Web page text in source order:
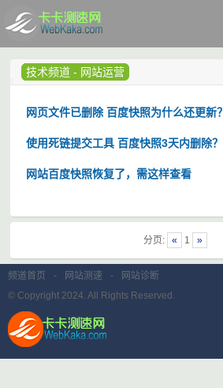
技术频道 - 网站运营
网页文件已删除 百度快照为什么还更新？
使用死链提交工具 百度快照3天内删除？
网站百度快照恢复了，需这样查看
分页: « 1 »
频道首页 - 网站测速 -
网站诊断
© Copyright 2024. All Rights Reserved.